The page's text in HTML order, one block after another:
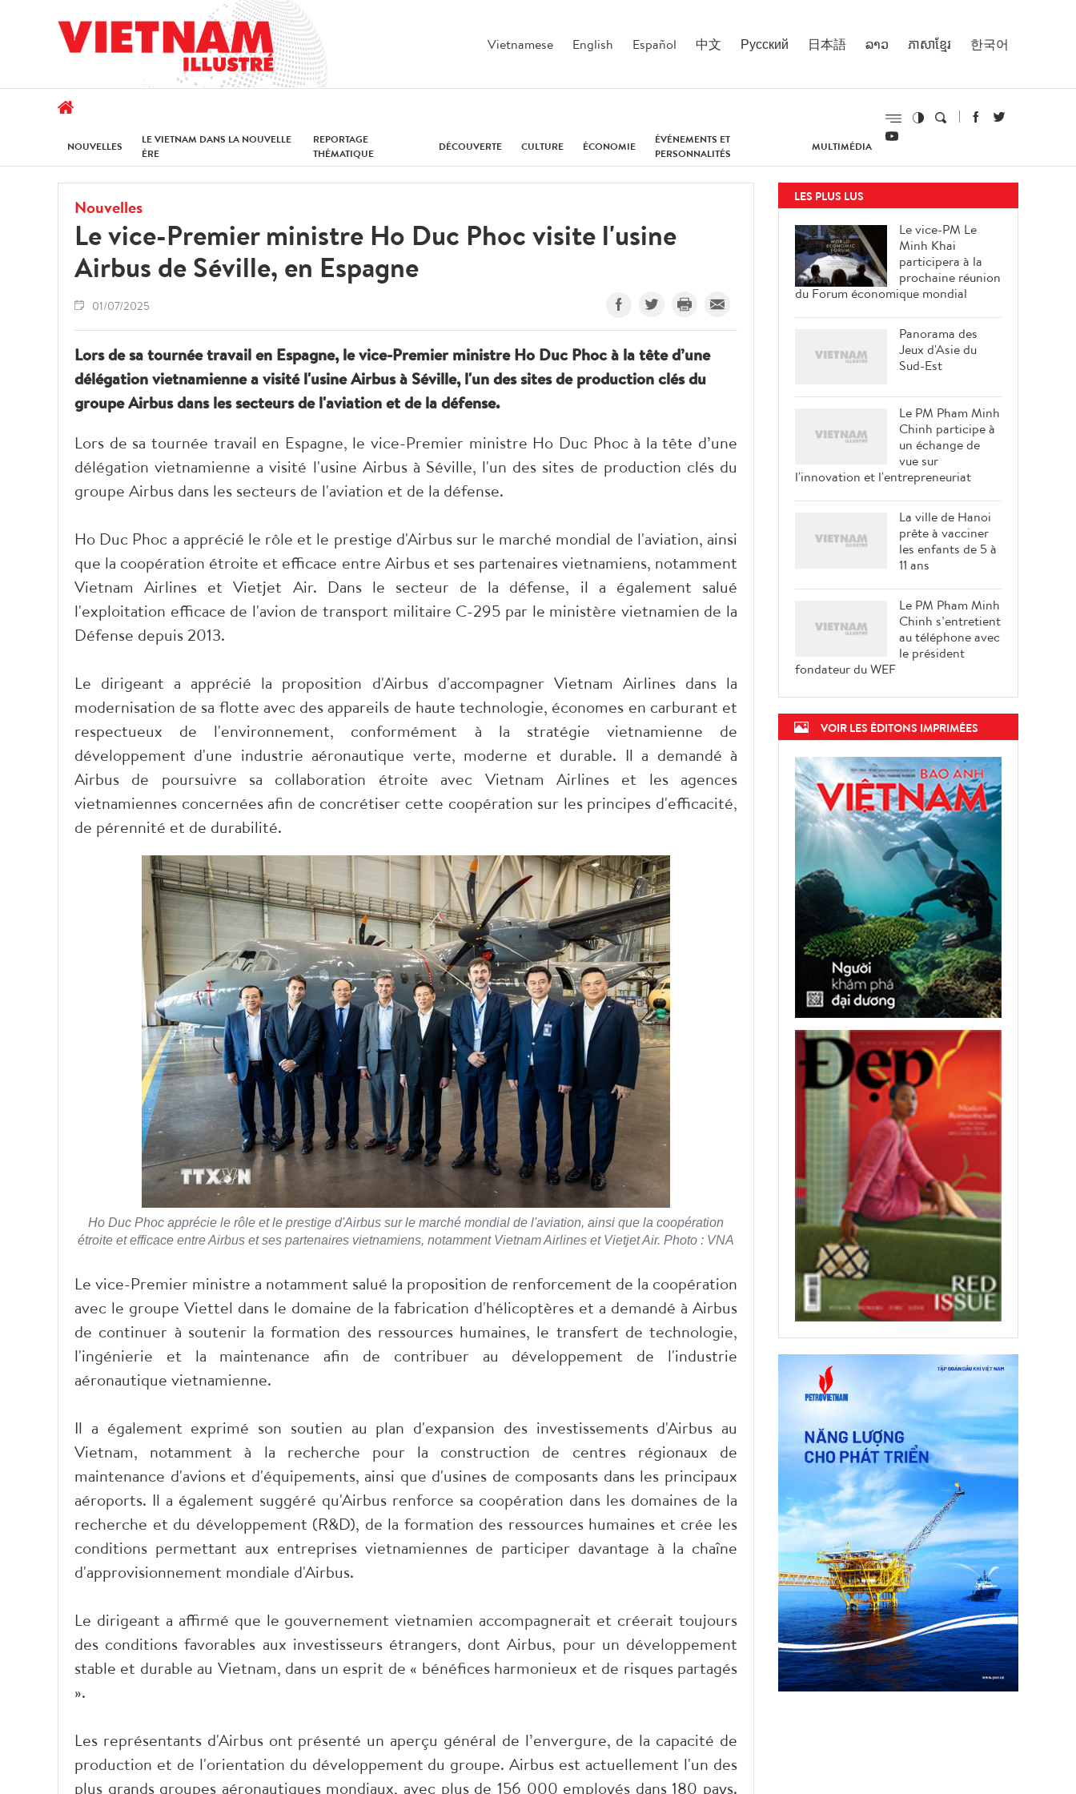
Vietnamese English Español 中文 Русский 日本語 ລາວ ភាសាខ្មែរ 한국어
NOUVELLES
LE VIETNAM DANS LA NOUVELLE
ÈRE
REPORTAGE
THÉMATIQUE
DÉCOUVERTE CULTURE ÉCONOMIE
ÉVÉNEMENTS ET
PERSONNALITÉS
MULTIMÉDIA
Nouvelles
Le vice-Premier ministre Ho Duc Phoc visite l'usine
Airbus de Séville, en Espagne
01/07/2025
Lors de sa tournée travail en Espagne, le vice-Premier ministre Ho Duc Phoc à la tête d’une
délégation vietnamienne a visité l'usine Airbus à Séville, l'un des sites de production clés du
groupe Airbus dans les secteurs de l'aviation et de la défense.
Lors de sa tournée travail en Espagne, le vice-Premier ministre Ho Duc Phoc à la tête d’une
délégation vietnamienne a visité l'usine Airbus à Séville, l'un des sites de production clés du
groupe Airbus dans les secteurs de l'aviation et de la défense.
Ho Duc Phoc a apprécié le rôle et le prestige d'Airbus sur le marché mondial de l'aviation, ainsi
que la coopération étroite et efficace entre Airbus et ses partenaires vietnamiens, notamment
Vietnam Airlines et Vietjet Air. Dans le secteur de la défense, il a également salué
l'exploitation efficace de l'avion de transport militaire C-295 par le ministère vietnamien de la
Défense depuis 2013.
Le dirigeant a apprécié la proposition d'Airbus d'accompagner Vietnam Airlines dans la
modernisation de sa flotte avec des appareils de haute technologie, économes en carburant et
respectueux de l'environnement, conformément à la stratégie vietnamienne de
développement d'une industrie aéronautique verte, moderne et durable. Il a demandé à
Airbus de poursuivre sa collaboration étroite avec Vietnam Airlines et les agences
vietnamiennes concernées afin de concrétiser cette coopération sur les principes d'efficacité,
de pérennité et de durabilité.
Ho Duc Phoc apprécie le rôle et le prestige d'Airbus sur le marché mondial de l'aviation, ainsi que la coopération
étroite et efficace entre Airbus et ses partenaires vietnamiens, notamment Vietnam Airlines et Vietjet Air. Photo : VNA
Le vice-Premier ministre a notamment salué la proposition de renforcement de la coopération
avec le groupe Viettel dans le domaine de la fabrication d'hélicoptères et a demandé à Airbus
de continuer à soutenir la formation des ressources humaines, le transfert de technologie,
l'ingénierie et la maintenance afin de contribuer au développement de l'industrie
aéronautique vietnamienne.
Il a également exprimé son soutien au plan d'expansion des investissements d'Airbus au
Vietnam, notamment à la recherche pour la construction de centres régionaux de
maintenance d'avions et d'équipements, ainsi que d'usines de composants dans les principaux
aéroports. Il a également suggéré qu'Airbus renforce sa coopération dans les domaines de la
recherche et du développement (R&D), de la formation des ressources humaines et crée les
conditions permettant aux entreprises vietnamiennes de participer davantage à la chaîne
d'approvisionnement mondiale d'Airbus.
Le dirigeant a affirmé que le gouvernement vietnamien accompagnerait et créerait toujours
des conditions favorables aux investisseurs étrangers, dont Airbus, pour un développement
stable et durable au Vietnam, dans un esprit de « bénéfices harmonieux et de risques partagés
».
Les représentants d'Airbus ont présenté un aperçu général de l’envergure, de la capacité de
production et de l'orientation du développement du groupe. Airbus est actuellement l'un des
plus grands groupes aéronautiques mondiaux, avec plus de 156 000 employés dans 180 pays.
LES PLUS LUS
Le vice-PM Le
Minh Khai
participera à la
prochaine réunion
du Forum économique mondial
Panorama des
Jeux d'Asie du
Sud-Est
Le PM Pham Minh
Chinh participe à
un échange de
vue sur
l'innovation et l'entrepreneuriat
La ville de Hanoi
prête à vacciner
les enfants de 5 à
11 ans
Le PM Pham Minh
Chinh s’entretient
au téléphone avec
le président
fondateur du WEF
VOIR LES ÉDITONS IMPRIMÉES